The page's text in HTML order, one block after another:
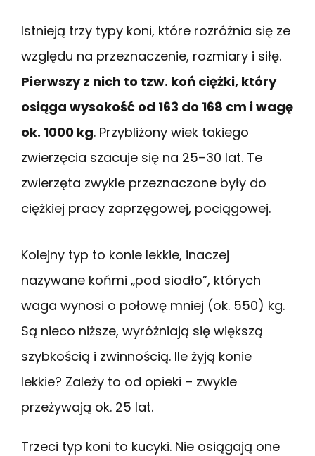
Istnieją trzy typy koni, które rozróżnia się ze
względu na przeznaczenie, rozmiary i siłę.
Pierwszy z nich to tzw. koń ciężki, który
osiąga wysokość od 163 do 168 cm i wagę
ok. 1000 kg. Przybliżony wiek takiego
zwierzęcia szacuje się na 25–30 lat. Te
zwierzęta zwykle przeznaczone były do
ciężkiej pracy zaprzęgowej, pociągowej.
Kolejny typ to konie lekkie, inaczej
nazywane końmi „pod siodło”, których
waga wynosi o połowę mniej (ok. 550) kg.
Są nieco niższe, wyróżniają się większą
szybkością i zwinnością. Ile żyją konie
lekkie? Zależy to od opieki – zwykle
przeżywają ok. 25 lat.
Trzeci typ koni to kucyki. Nie osiągają one